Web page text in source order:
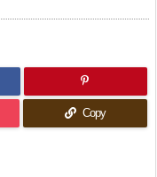
Copy